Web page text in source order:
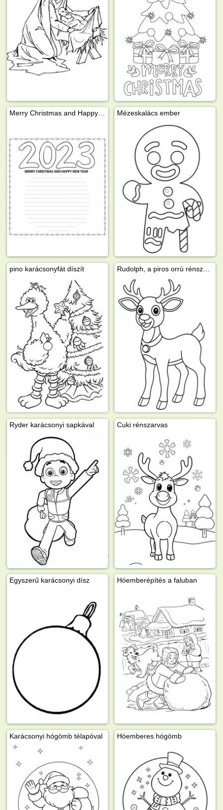
Merry Christmas and Happy New Year 2023 Mézeskalács ember
pino karácsonyfát díszít
Ryder karácsonyi sapkával Cuki rénszarvas
Egyszerű karácsonyi dísz Hóemberépítés a faluban
Karácsonyi hógömb télapóval Hóemberes hógömb